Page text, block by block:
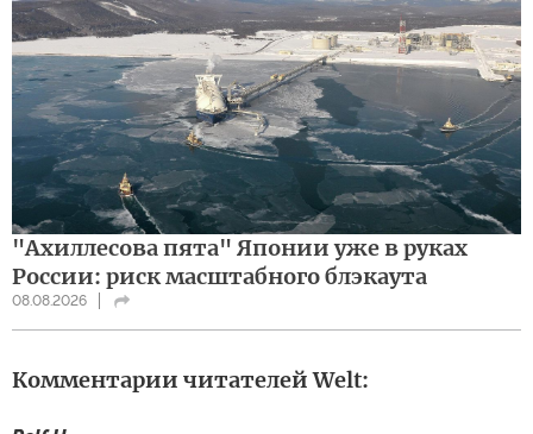
"Ахиллесова пята" Японии уже в руках
России: риск масштабного блэкаута
08.08.2026
Комментарии читателей Welt: